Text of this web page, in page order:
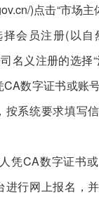
)点击“市场主
择会员注册(以
名义注册的选择
CA数字证书或账
按系统要求填写
凭CA数字证书
进行网上报名，